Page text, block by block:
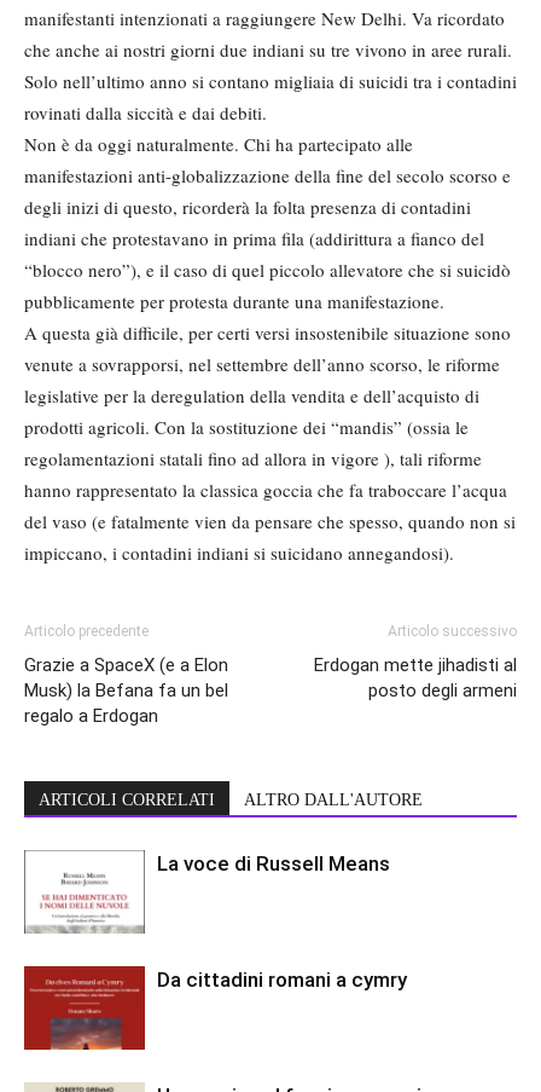
manifestanti intenzionati a raggiungere New Delhi. Va ricordato
che anche ai nostri giorni due indiani su tre vivono in aree rurali.
Solo nell’ultimo anno si contano migliaia di suicidi tra i contadini
rovinati dalla siccità e dai debiti.
Non è da oggi naturalmente. Chi ha partecipato alle
manifestazioni anti-globalizzazione della fine del secolo scorso e
degli inizi di questo, ricorderà la folta presenza di contadini
indiani che protestavano in prima fila (addirittura a fianco del
“blocco nero”), e il caso di quel piccolo allevatore che si suicidò
pubblicamente per protesta durante una manifestazione.
A questa già difficile, per certi versi insostenibile situazione sono
venute a sovrapporsi, nel settembre dell’anno scorso, le riforme
legislative per la deregulation della vendita e dell’acquisto di
prodotti agricoli. Con la sostituzione dei “mandis” (ossia le
regolamentazioni statali fino ad allora in vigore ), tali riforme
hanno rappresentato la classica goccia che fa traboccare l’acqua
del vaso (e fatalmente vien da pensare che spesso, quando non si
impiccano, i contadini indiani si suicidano annegandosi).
Articolo precedente
Grazie a SpaceX (e a Elon
Musk) la Befana fa un bel
regalo a Erdogan
Articolo successivo
Erdogan mette jihadisti al
posto degli armeni
ARTICOLI CORRELATI ALTRO DALL'AUTORE
La voce di Russell Means
Da cittadini romani a cymry